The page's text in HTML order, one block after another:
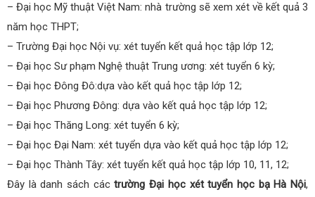
– Đại học Mỹ thuật Việt Nam: nhà trường sẽ xem xét về kết quả 3
năm học THPT;
– Trường Đại học Nội vụ: xét tuyển kết quả học tập lớp 12;
– Đại học Sư phạm Nghệ thuật Trung ương: xét tuyển 6 kỳ;
– Đại học Đông Đô:dựa vào kết quả học tập lớp 12;
– Đại học Phương Đông: dựa vào kết quả học tập lớp 12;
– Đại học Thăng Long: xét tuyển 6 kỳ;
– Đại học Đại Nam: xét tuyển dựa vào kết quả học tập lớp 12;
– Đại học Thành Tây: xét tuyển kết quả học tập lớp 10, 11, 12;
Đây là danh sách cáctrường Đại học xét tuyển học bạ Hà Nội,